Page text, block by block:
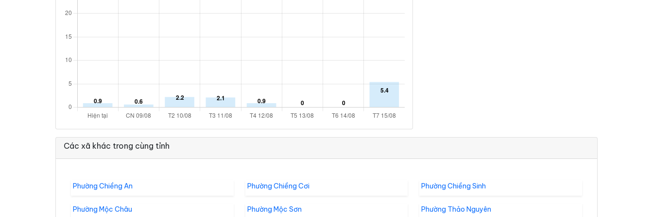
Các xã khác trong cùng tỉnh
Phường Chiềng An Phường Chiềng Cơi Phường Chiềng Sinh
Phường Mộc Châu Phường Mộc Sơn Phường Thảo Nguyên